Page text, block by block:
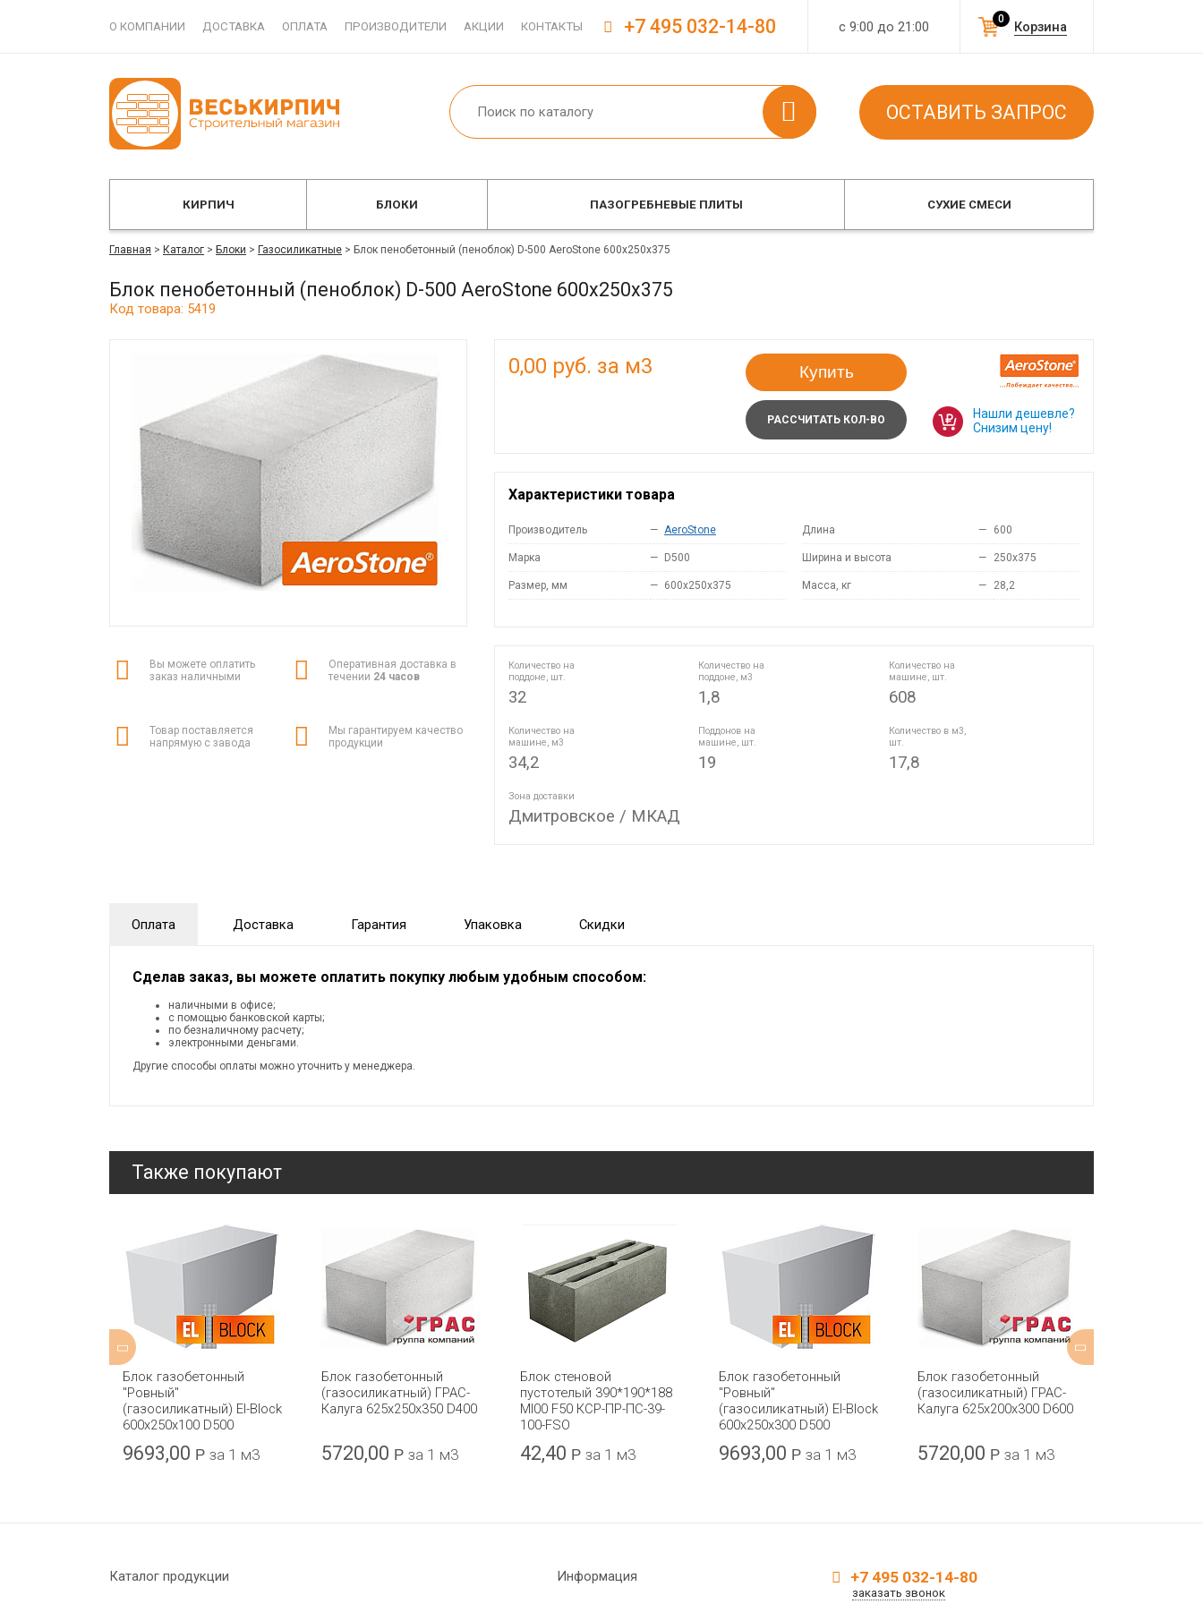
О КОМПАНИИ ДОСТАВКА ОПЛАТА ПРОИЗВОДИТЕЛИ АКЦИИ КОНТАКТЫ с 9:00 до 21:00 Корзина
0
+7 495 032-14-80
ОСТАВИТЬ ЗАПРОС
КИРПИЧ БЛОКИ ПАЗОГРЕБНЕВЫЕ ПЛИТЫ СУХИЕ СМЕСИ
Главная > Каталог > Блоки > Газосиликатные > Блок пенобетонный (пеноблок) D-500 AeroStone 600x250x375
Блок пенобетонный (пеноблок) D-500 AeroStone 600x250x375
Код товара: 5419
Вы можете оплатить
заказ наличными
Оперативная доставка в
течении 24 часов
Товар поставляется
напрямую с завода
Мы гарантируем качество
продукции
0,00 руб. за м3 Купить
РАССЧИТАТЬ КОЛ-ВО
Нашли дешевле?
Снизим цену!
Характеристики товара
Производитель — AeroStone
Марка — D500
Размер, мм — 600x250x375
Длина — 600
Ширина и высота — 250x375
Масса, кг — 28,2
Количество на
поддоне, шт.
32
Количество на
поддоне, м3
1,8
Количество на
машине, шт.
608
Количество на
машине, м3
34,2
Поддонов на
машине, шт.
19
Количество в м3,
шт.
17,8
Зона доставки
Дмитровское / МКАД
Оплата Доставка Гарантия Упаковка Скидки
Сделав заказ, вы можете оплатить покупку любым удобным способом:
наличными в офисе;
с помощью банковской карты;
по безналичному расчету;
электронными деньгами.
Другие способы оплаты можно уточнить у менеджера.
Также покупают
Блок газобетонный
"Ровный"
(газосиликатный) El-Block
600х250х100 D500
9693,00 Р за 1 м3
Блок газобетонный
(газосиликатный) ГРАС-
Калуга 625x250x350 D400
5720,00 Р за 1 м3
Блок стеновой
пустотелый 390*190*188
Ml00 F50 КСР-ПР-ПС-39-
100-FSО
42,40 Р за 1 м3
Блок газобетонный
"Ровный"
(газосиликатный) El-Block
600х250х300 D500
9693,00 Р за 1 м3
Блок газобетонный
(газосиликатный) ГРАС-
Калуга 625x200x300 D600
5720,00 Р за 1 м3
Каталог продукции Информация +7 495 032-14-80
заказать звонок